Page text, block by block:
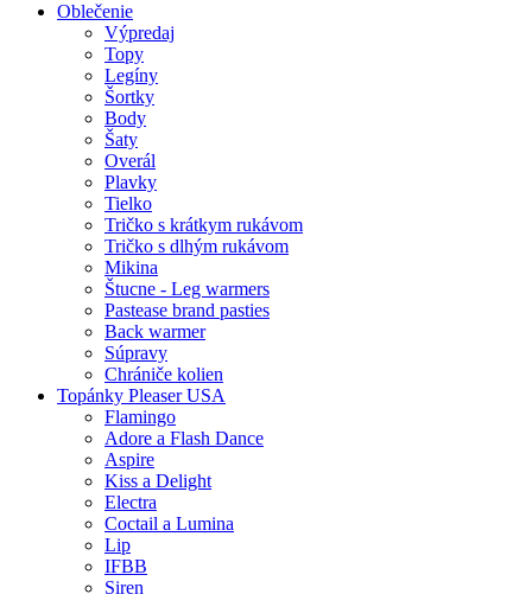
Oblečenie
Výpredaj
Topy
Legíny
Šortky
Body
Šaty
Overál
Plavky
Tielko
Tričko s krátkym rukávom
Tričko s dlhým rukávom
Mikina
Štucne - Leg warmers
Pastease brand pasties
Back warmer
Súpravy
Chrániče kolien
Topánky Pleaser USA
Flamingo
Adore a Flash Dance
Aspire
Kiss a Delight
Electra
Coctail a Lumina
Lip
IFBB
Siren